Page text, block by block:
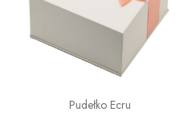
Pudełko Ecru